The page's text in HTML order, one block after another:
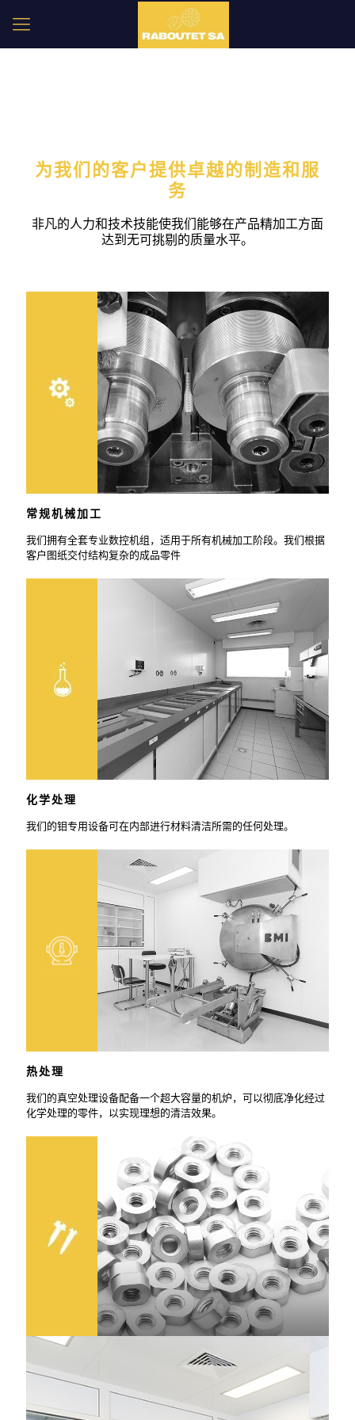
为我们的客户提供卓越的制造和服
务
非凡的人力和技术技能使我们能够在产品精加工方面
达到无可挑剔的质量水平。
常规机械加工
我们拥有全套专业数控机组，适用于所有机械加工阶段。我们根据
客户图纸交付结构复杂的成品零件
化学处理
我们的钼专用设备可在内部进行材料清洁所需的任何处理。
热处理
我们的真空处理设备配备一个超大容量的机炉，可以彻底净化经过
化学处理的零件，以实现理想的清洁效果。
公司拥有一个庞大的纯钼和纯钽（处理或未处理）标准化螺钉备件
库，以供客户使用。